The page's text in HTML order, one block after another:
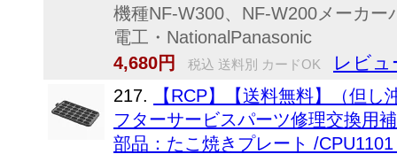
機種NF-W300、NF-W200メーカ
電工・NationalPanasonic
4,680円
税込 送料別 カードOK レビュ
217.
【RCP】【送料無料】（但
フターサービスパーツ修理交換用
部品：たこ焼きプレート /